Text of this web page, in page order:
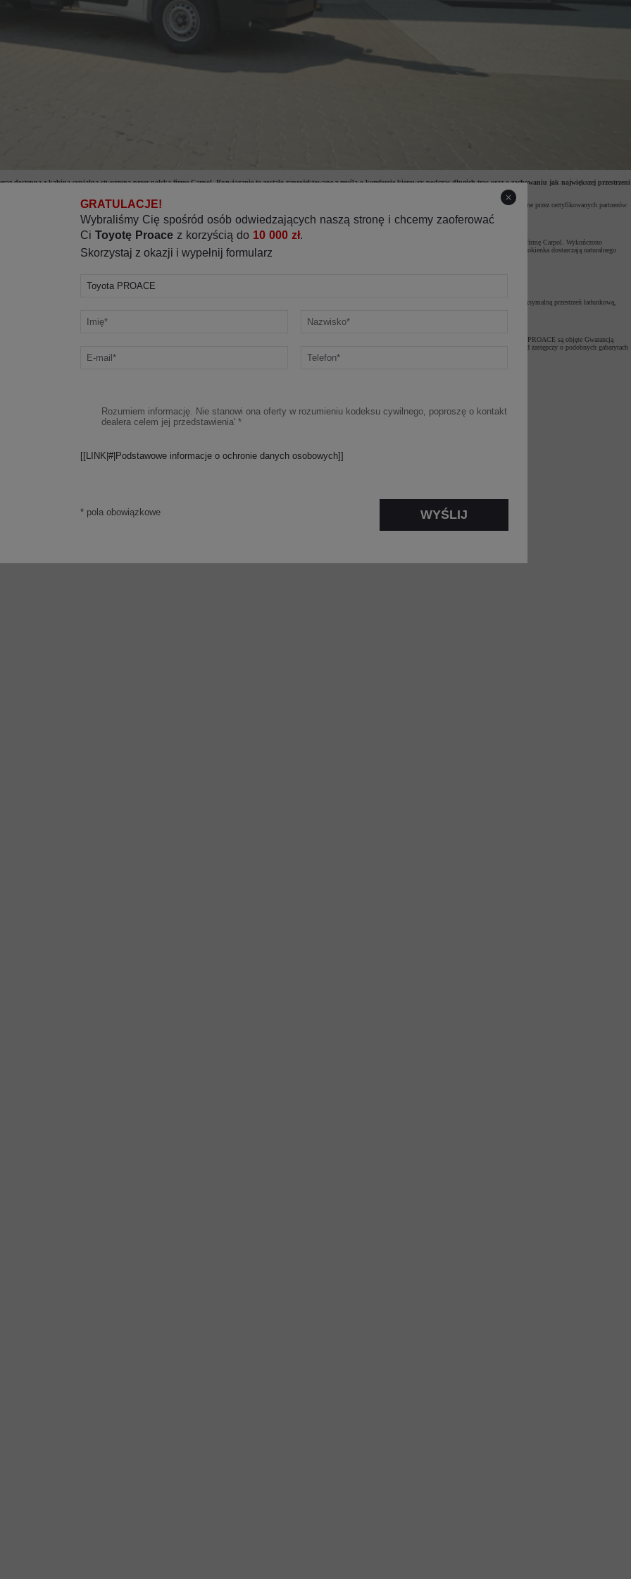
dostępna z kabiną sypialną stworzoną przez polską firmę Carpol. Rozwiązanie to zostało zaprojektowane z myślą o komforcie kierowcy podczas długich tras oraz o zachowaniu jak największej przestrzeni
ładunkową z efektywnymi jednostkami napędowymi. Dostępny w wielu wariantach nadwozi i zabudów, oferuje elastyczność dopasowania do różnorodnych zadań. Konwersje tworzone przez certyfikowanych partnerów
wartość odsprzedaży.
sypialna MAX. Zapewnia ona kierowcy komfortowe warunki odpoczynku podczas długich tras. Tzw. topsleeper dla modelu Toyota PROACE MAX został opracowany przez polską firmę Carpol. Wykończono
czytania, porty USB oraz gniazdko 230V umożliwiające podłączenie tabletu czy laptopa. Przemyślane rozmieszczenie schowków i kieszeni podnosi ergonomię, a boczne uchylne okienka dostarczają naturalnego
do przestrzeni sypialnej umieszczono nad fotelem pasażera, a rolety na suwakach w oknach zapewniają dodatkową prywatność.
ulokowano za fotelem kierowcy jako integralną część przedziału pasażerskiego. Opływowa konstrukcja tej zabudowy pomaga zmniejszyć zużycie paliwa.
skrzyniową z plandeką o wymiarach 4800 mm długości, 2200 mm szerokości i 2300 mm wysokości. Dzięki zastosowaniu górnej kabiny sypialnej udało się zachować maksymalną przestrzeń ładunkową,
z samochodów dostawczych o dopuszczalnej masie całkowitej do 3,5 tony.
przez 3 lata lub do osiągnięcia przebiegu 1 000 000 km. Ochrona ta dotyczy również pojazdów po wykonanej konwersji. Dodatkowo do końca roku wszystkie nowe modele z rodziny PROACE są objęte Gwarancją
przestojami w pracy spowodowanymi awarią pojazdu. W przypadku konieczności pozostawienia samochodu w autoryzowanym serwisie, klient otrzymuje bezpłatnie pojazd zastępczy o podobnych gabarytach